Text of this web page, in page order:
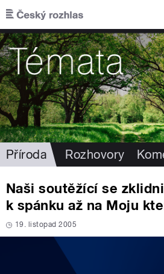
Přejít k hlavnímu obsahu
Příroda Rozhovory
Naši soutěžící se
k spánku až na Moju
19. listopad 2005